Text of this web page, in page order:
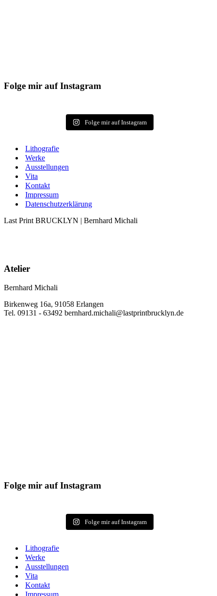
Folge mir auf Instagram
Folge mir auf Instagram
Litho­gra­fie
Wer­ke
Aus­stel­lun­gen
Vita
Kon­takt
Impres­sum
Daten­schutz­er­klä­rung
Last Print BRUCKLYN | Bernhard Michali
Atelier
Bernhard Michali
Birkenweg 16a, 91058 Erlangen
Tel. 09131 - 63492 bernhard.michali@lastprintbrucklyn.de
Folge mir auf Instagram
Folge mir auf Instagram
Litho­gra­fie
Wer­ke
Aus­stel­lun­gen
Vita
Kon­takt